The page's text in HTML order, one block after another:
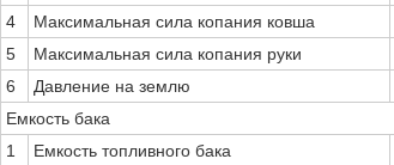
4
Максимальная сила копания ковша
5
Максимальная сила копания руки
6
Давление на землю
Емкость бака
1
Емкость топливного бака